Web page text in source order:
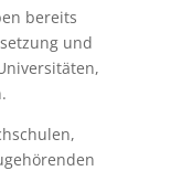
bereits
und